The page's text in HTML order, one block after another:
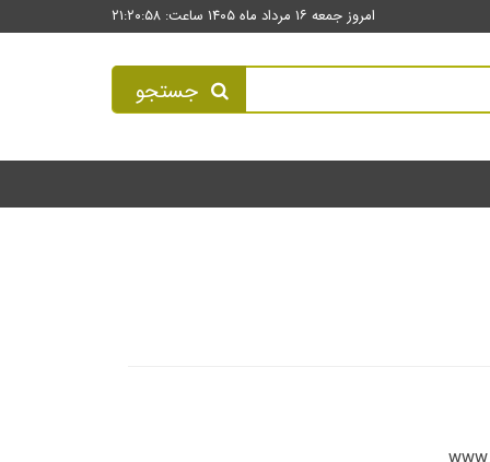
امروز جمعه ۱۶ مرداد ماه ۱۴۰۵ ساعت: ۲۱:۲۰:۵۸
جستجو